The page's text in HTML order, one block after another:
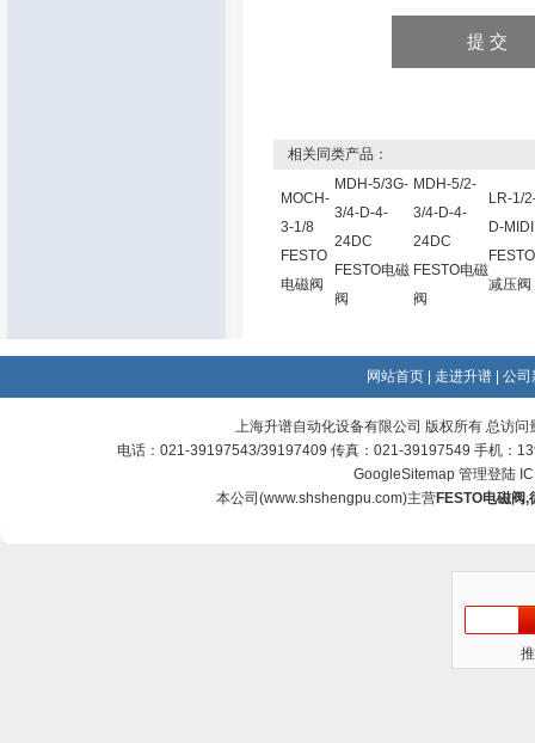
相关同类产品：
MOCH-
3-1/8
FESTO
电磁阀
MDH-5/3G-
3/4-D-4-
24DC
FESTO电磁
阀
MDH-5/2-
3/4-D-4-
24DC
FESTO电磁
阀
LR-1/
D-MIDI
FESTO
减压阀
网站首页 走进升谱 公司
上海升谱自动化设备有限公司 版权所有 总访问
电话：021-39197543/39197409 传真：021-39197549 手机：
GoogleSitemap 管理登陆
本公司(www.shshengpu.com)主营FESTO电磁阀,